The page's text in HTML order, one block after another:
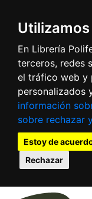
En Librería
terceros, redes
el tráfico web y
personalizados
información
sobre rechazar
Estoy de
Rechazar